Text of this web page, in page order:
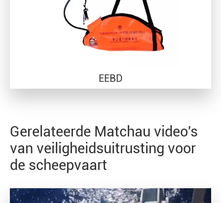
EEBD
Gerelateerde Matchau video's
van veiligheidsuitrusting voor
de scheepvaart